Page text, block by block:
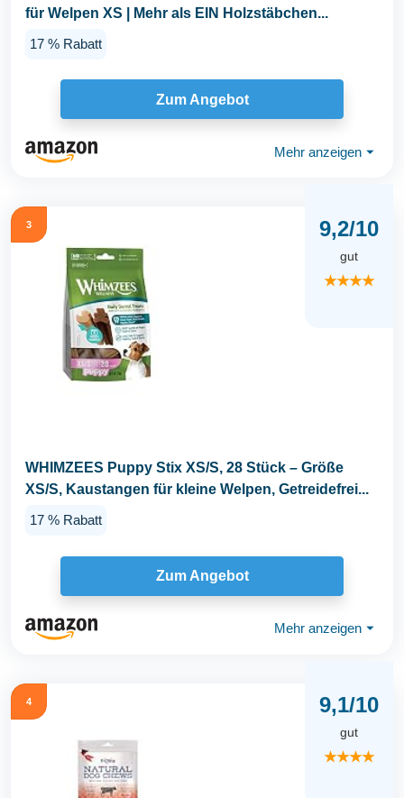
für Welpen XS | Mehr als EIN Holzstäbchen...
17 % Rabatt
Zum Angebot
Mehr anzeigen ⏷
3 9,2/10
gut
★★★★
WHIMZEES Puppy Stix XS/S, 28 Stück – Größe
XS/S, Kaustangen für kleine Welpen, Getreidefrei...
17 % Rabatt
Zum Angebot
Mehr anzeigen ⏷
4 9,1/10
gut
★★★★